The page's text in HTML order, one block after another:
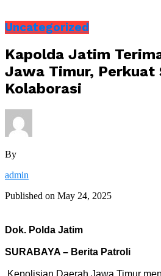
Uncategorized
Kapolda Jatim
Jawa Timur, Perkuat
Kolaborasi
By
admin
Published on May 24, 2025
Dok. Polda Jatim
SURABAYA – Berita Patroli